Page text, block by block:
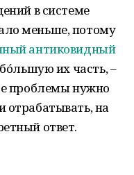
в системе
меньше, потому
антиковидный
их часть, –
проблемы нужно
отрабатывать, на
ответ.